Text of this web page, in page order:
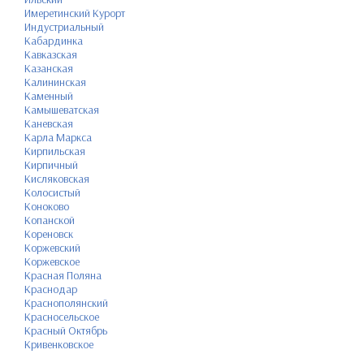
Имеретинский Курорт
Индустриальный
Кабардинка
Кавказская
Казанская
Калининская
Каменный
Камышеватская
Каневская
Карла Маркса
Кирпильская
Кирпичный
Кисляковская
Колосистый
Коноково
Копанской
Кореновск
Коржевский
Коржевское
Красная Поляна
Краснодар
Краснополянский
Красносельское
Красный Октябрь
Кривенковское